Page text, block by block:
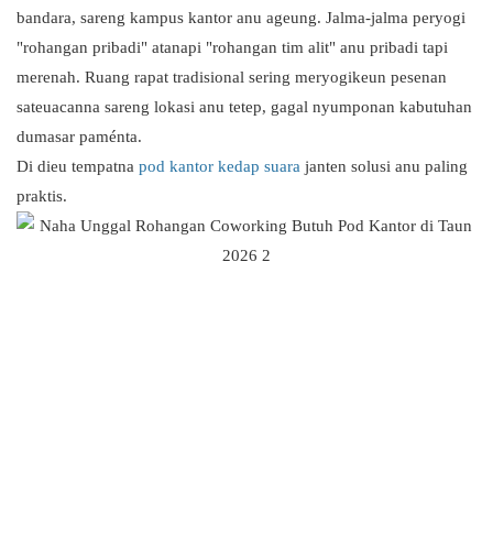
bandara, sareng kampus kantor anu ageung. Jalma-jalma peryogi
"rohangan pribadi" atanapi "rohangan tim alit" anu pribadi tapi
merenah. Ruang rapat tradisional sering meryogikeun pesenan
sateuacanna sareng lokasi anu tetep, gagal nyumponan kabutuhan
dumasar paménta.
Di dieu tempatna pod kantor kedap suara janten solusi anu paling
praktis.